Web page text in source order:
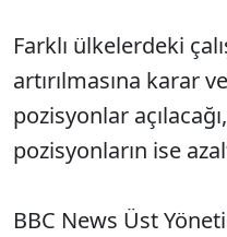
Farklı ülkelerdeki
artırılmasına karar
pozisyonlar
pozisyonların ise
BBC News Üst